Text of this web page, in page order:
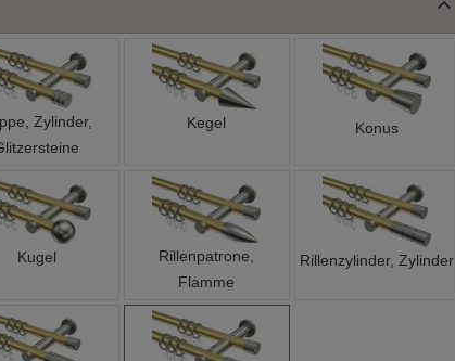
Zylinder,
Kegel Konus
Kugel
Rillenpatrone,
Flamme
Rillenzylinder, Zylinder